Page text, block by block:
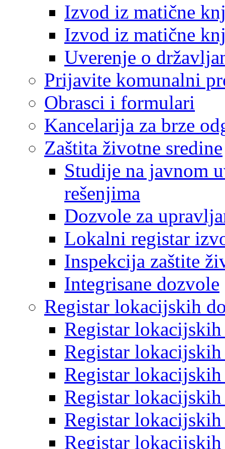
Izvod iz matične
Izvod iz matične
Uverenje o
Prijavite komunalni
Obrasci i formulari
Kancelarija za brze
Zaštita životne sredine
Studije na javnom
rešenjima
Dozvole za
Lokalni registar
Inspekcija zaštite
Integrisane dozvole
Registar lokacijskih
Registar
Registar
Registar
Registar
Registar
Registar